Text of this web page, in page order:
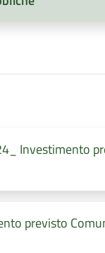
Investimento
previsto